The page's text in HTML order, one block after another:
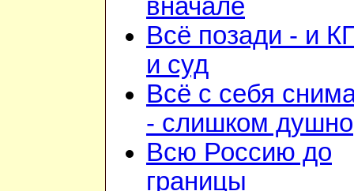
вначале
Всё позади - и
и суд
Всё с себя
- слишком душно
Всю Россию до
границы